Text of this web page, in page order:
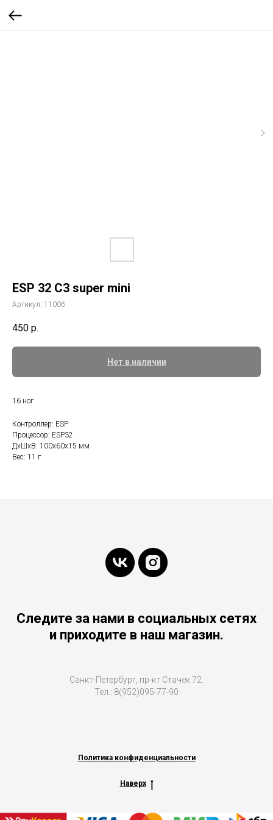
ESP 32 C3 super mini
Артикул: 11006
450 р.
Нет в наличии
16 ног
Контроллер: ESP
Процессор: ESP32
ДxШxВ: 100x60x15 мм
Вес: 11 г
Следите за нами в социальных сетях
и приходите в наш магазин.
Санкт-Петербург, пр-кт Стачек 72.
Тел.: 8(952)095-77-90
Политика конфиденциальности
Наверх